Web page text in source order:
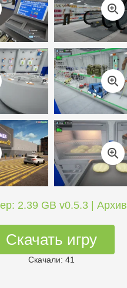
2.39 GB v0.5.3 | Архив
Скачать игру
Скачали: 41